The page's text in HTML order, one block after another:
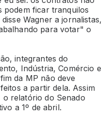
podem ficar tranquilos
Wagner a jornalistas,
para votar" o
integrantes do
Indústria, Comércio e
da MP não deve
a partir dela. Assim
relatório do Senado
a 1º de abril.